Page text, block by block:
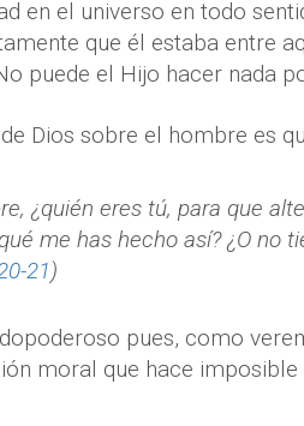
en el universo en todo
que él estaba entre
puede el Hijo hacer nada
Dios sobre el hombre es
¿quién eres tú, para que
me has hecho así? ¿O no
21)
pues, como
moral que hace